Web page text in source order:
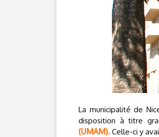
La municipalité de
disposition à titre
(UMAM). Celle-ci y